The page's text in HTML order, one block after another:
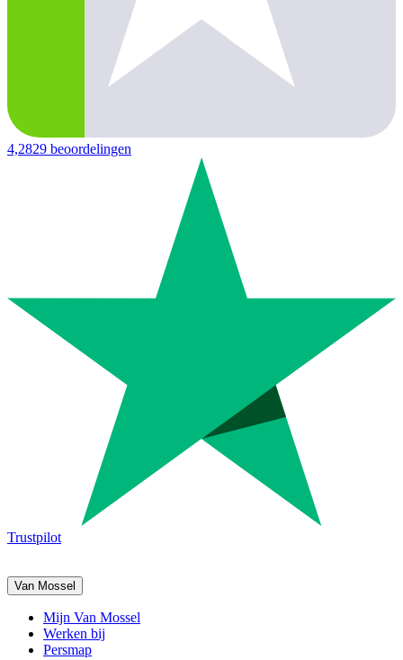
4,2829 beoordelingen
Trustpilot
Van Mossel
Mijn Van Mossel
Werken bij
Persmap